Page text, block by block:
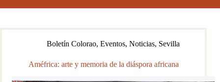
Boletín Colorao,Eventos,Noticias, Sevilla
Améfrica: arte y memoria de la diáspora africana